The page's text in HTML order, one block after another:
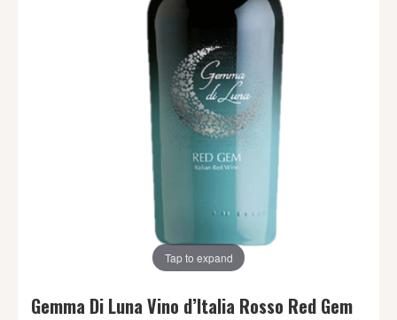
Tap to expand
Gemma Di Luna Vino d’Italia Rosso Red Gem